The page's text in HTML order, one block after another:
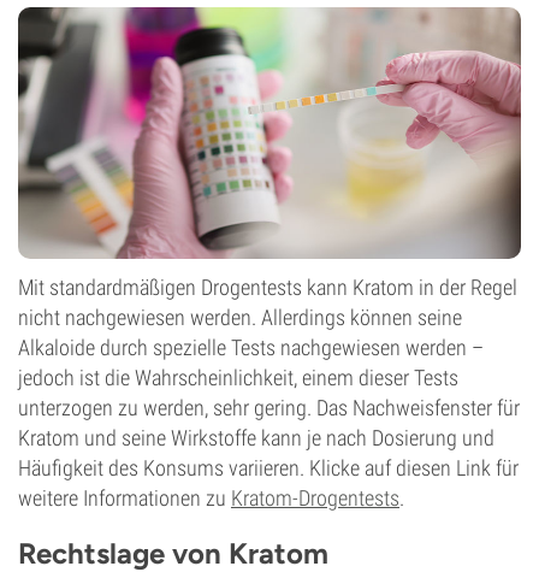
Mit standardmäßigen Drogentests kann Kratom in der Regel
nicht nachgewiesen werden. Allerdings können seine
Alkaloide durch spezielle Tests nachgewiesen werden –
jedoch ist die Wahrscheinlichkeit, einem dieser Tests
unterzogen zu werden, sehr gering. Das Nachweisfenster für
Kratom und seine Wirkstoffe kann je nach Dosierung und
Häufigkeit des Konsums variieren. Klicke auf diesen Link für
weitere Informationen zu Kratom-Drogentests.
Rechtslage von Kratom